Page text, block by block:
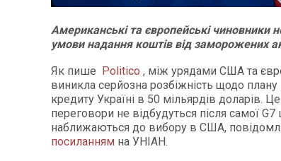
Американські та європейські чиновники
умови надання коштів від заморожених
Як пише Politico , між урядами США та
виникла серйозна розбіжність щодо
кредиту Україні в 50 мільярдів доларів.
переговори не відбудуться після самої
наближаються до вибору в США,
посиланням на УНІАН.